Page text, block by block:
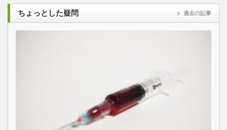
ちょっとした疑問 過去の記事